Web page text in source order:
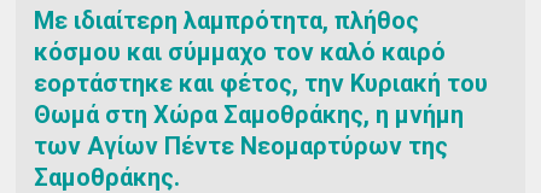
Με ιδιαίτερη λαμπρότητα, πλήθος
κόσμου και σύμμαχο τον καλό καιρό
εορτάστηκε και φέτος, την Κυριακή του
Θωμά στη Χώρα Σαμοθράκης, η μνήμη
των Αγίων Πέντε Νεομαρτύρων της
Σαμοθράκης.